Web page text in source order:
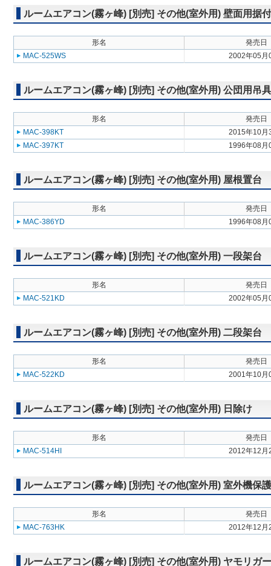
ルームエアコン(霧ヶ峰) [別売] その他(室外用) 壁面用据
形名
発売日
MAC-525WS
2002年05月
ルームエアコン(霧ヶ峰) [別売] その他(室外用) 公団用吊具
形名
発売日
MAC-398KT
2015年10月
MAC-397KT
1996年08月
ルームエアコン(霧ヶ峰) [別売] その他(室外用) 屋根置台
形名
発売日
MAC-386YD
1996年08月
ルームエアコン(霧ヶ峰) [別売] その他(室外用) 一段架台
形名
発売日
MAC-521KD
2002年05月
ルームエアコン(霧ヶ峰) [別売] その他(室外用) 二段架台
形名
発売日
MAC-522KD
2001年10月
ルームエアコン(霧ヶ峰) [別売] その他(室外用) 日除け
形名
発売日
MAC-514HI
2012年12月
ルームエアコン(霧ヶ峰) [別売] その他(室外用) 室外機保
形名
発売日
MAC-763HK
2012年12月
ルームエアコン(霧ヶ峰) [別売] その他(室外用) ヤモリガ